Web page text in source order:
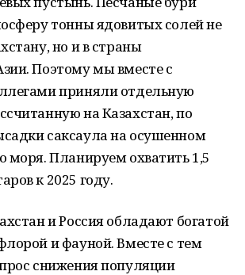
тонны ядовитых солей не
но и в страны
Поэтому мы вместе с
приняли отдельную
на Казахстан, по
саксаула на осушенном
моря. Планируем охватить 1,5
к 2025 году.
и Россия обладают богатой
и фауной. Вместе с тем
снижения популяции